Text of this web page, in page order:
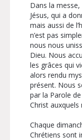
Dans la
Jésus, qui a
mais aussi de
n’est pas
nous nous
Dieu. Nous
les grâces qui
alors rendu
présent. Nous
par la Parole
Christ
Chaque
Chrétiens sont